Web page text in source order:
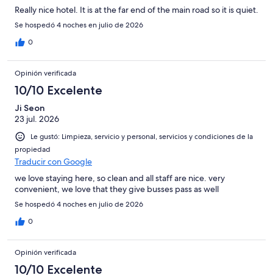
Really nice hotel. It is at the far end of the main road so it is quiet.
Se hospedó 4 noches en julio de 2026
0
Opinión verificada
10/10 Excelente
Ji Seon
23 jul. 2026
Le gustó: Limpieza, servicio y personal, servicios y condiciones de la
propiedad
Traducir con Google
we love staying here, so clean and all staff are nice. very
convenient, we love that they give busses pass as well
Se hospedó 4 noches en julio de 2026
0
Opinión verificada
10/10 Excelente